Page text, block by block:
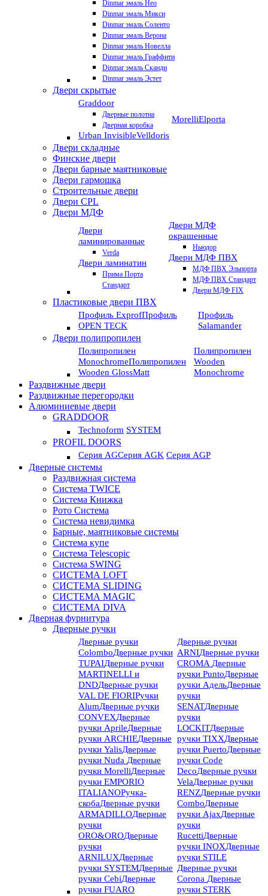
Dinmar эмаль Нео
Dinmar эмаль Микси
Dinmar эмаль Соленто
Dinmar эмаль Верона
Dinmar эмаль Новелла
Dinmar эмаль Граффити
Dinmar эмаль Сканди
Dinmar эмаль Эстет
Двери скрытые
Graddoor
Дверные полотна
Дверная коробка
Urban InvisibleVelldoris
MorelliElporta
Двери складные
Финские двери
Двери барные маятниковые
Двери гармошка
Строительные двери
Двери CРL
Двери МДФ
Двери
ламинированные
Verda
Двери ламинатин
Прима Порта
Стандарт
Двери МДФ
окрашенные
Ньюдор
Двери МДФ ПВХ
МДФ ПВХ Эльпорта
МДФ ПВХ Стандарт
Двери МДФ FIX
Пластиковые двери ПВХ
Профиль ExprofПрофиль
OPEN TECK
Профиль
Salamander
Двери полипропилен
Полипропилен
MonochromeПолипропилен
Wooden GlossMatt
Полипропилен
Wooden
Monochrome
Раздвижные двери
Раздвижные перегородки
Алюминиевые двери
GRADDOOR
Technoform SYSTEM
PROFIL DOORS
Серия AGСерия AGK Серия AGP
Дверные системы
Раздвижная система
Система TWICE
Система Книжка
Рото Система
Система невидимка
Барные, маятниковые системы
Система купе
Система Telescopic
Система SWING
СИСТЕМА LOFT
СИСТЕМА SLIDING
СИСТЕМА MAGIC
СИСТЕМА DIVA
Дверная фурнитура
Дверные ручки
Дверные ручки
ColomboДверные ручки
TUPAIДверные ручки
MARTINELLI и
DNDДверные ручки
VAL DE FIORIРучки
AlumДверные ручки
CONVEXДверные
ручки AprileДверные
ручки ARCHIEДверные
ручки YalisДверные
ручки Nuda Дверные
ручки MorelliДверные
ручки EMPORIO
ITALIANOРучка-
скобаДверные ручки
ARMADILLOДверные
ручки
ORO&OROДверные
ручки
ARNILUXДверные
ручки SYSTEMДверные
ручки CebiДверные
ручки FUARO
Дверные ручки
ARNIДверные ручки
CROMA Дверные
ручки PuntoДверные
ручки АдельДверные
ручки
SENATДверные
ручки
LOCKITДверные
ручки TIXXДверные
ручки PuertoДверные
ручки Code
DecoДверные ручки
VelaДверные ручки
RENZДверные ручки
ComboДверные
ручки AjaxДверные
ручки
RucettiДверные
ручки INOXДверные
ручки STILE
Дверные ручки
Corona Дверные
ручки STERK